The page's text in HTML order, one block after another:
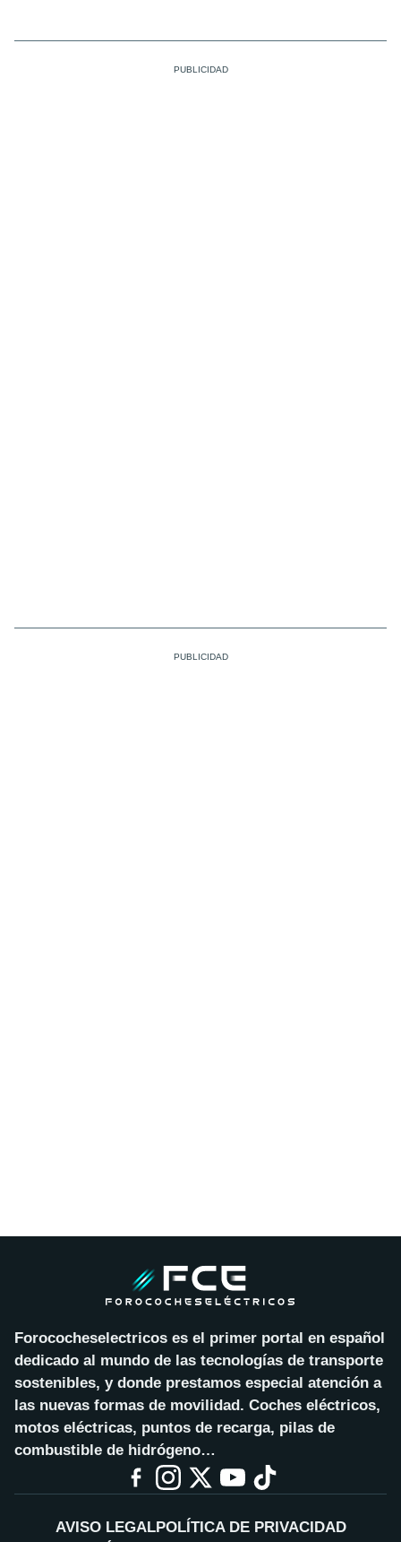
Forococheselectricos es el primer portal en español
dedicado al mundo de las tecnologías de transporte
sostenibles, y donde prestamos especial atención a
las nuevas formas de movilidad. Coches eléctricos,
motos eléctricas, puntos de recarga, pilas de
combustible de hidrógeno…
AVISO LEGALPOLÍTICA DE PRIVACIDAD